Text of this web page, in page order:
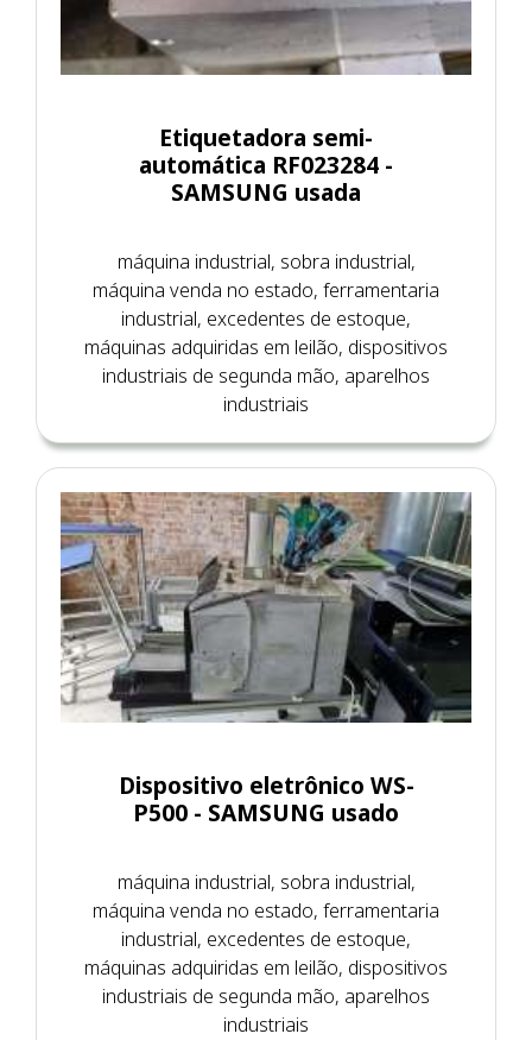
Etiquetadora semi-
automática RF023284 -
SAMSUNG usada
máquina industrial, sobra industrial,
máquina venda no estado, ferramentaria
industrial, excedentes de estoque,
máquinas adquiridas em leilão, dispositivos
industriais de segunda mão, aparelhos
industriais
Dispositivo eletrônico WS-
P500 - SAMSUNG usado
máquina industrial, sobra industrial,
máquina venda no estado, ferramentaria
industrial, excedentes de estoque,
máquinas adquiridas em leilão, dispositivos
industriais de segunda mão, aparelhos
industriais